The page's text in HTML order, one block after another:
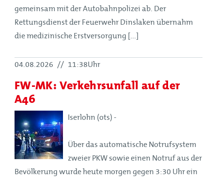
gemeinsam mit der Autobahnpolizei ab. Der
Rettungsdienst der Feuerwehr Dinslaken übernahm
die medizinische Erstversorgung [...]
04.08.2026 // 11:38Uhr
FW-MK: Verkehrsunfall auf der
A46
Iserlohn (ots) -
Über das automatische Notrufsystem
zweier PKW sowie einen Notruf aus der
Bevölkerung wurde heute morgen gegen 3:30 Uhr ein